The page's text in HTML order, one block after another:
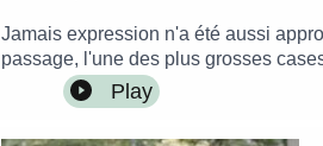
Jamais expression n'a été aussi
passage, l'une des plus grosses
le contrôle » sur la Fnac–
plus disponible à l'heure actuelle,
Play